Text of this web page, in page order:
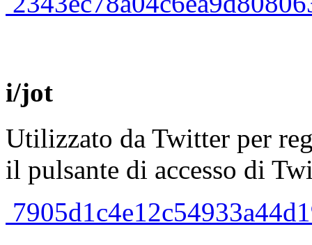
i/jot
Utilizzato da Twitter per
il pulsante di accesso di